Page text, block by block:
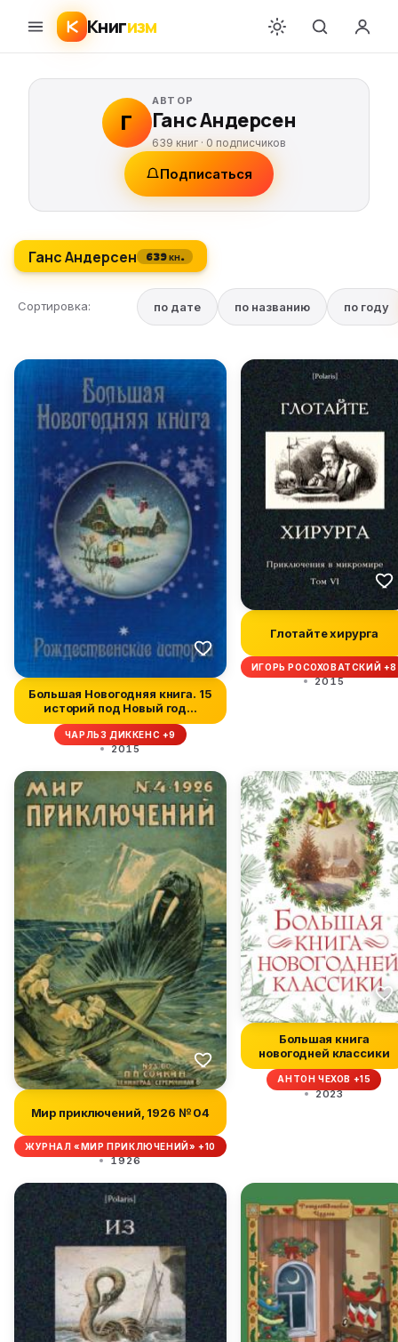
Книгизм
Г
АВТОР
Ганс Андерсен
639 книг · 0 подписчиков
Подписаться
Ганс Андерсен 639 кн.
Сортировка: по дате по названию по году
Большая Новогодняя книга. 15
историй под Новый год...
ЧАРЛЬЗ ДИККЕНС +9
2015
Глотайте хирурга
ИГОРЬ РОСОХОВАТСКИЙ +8
2015
Мир приключений, 1926 № 04
ЖУРНАЛ «МИР ПРИКЛЮЧЕНИЙ» +10
1926
Большая книга
новогодней классики
АНТОН ЧЕХОВ +15
2023